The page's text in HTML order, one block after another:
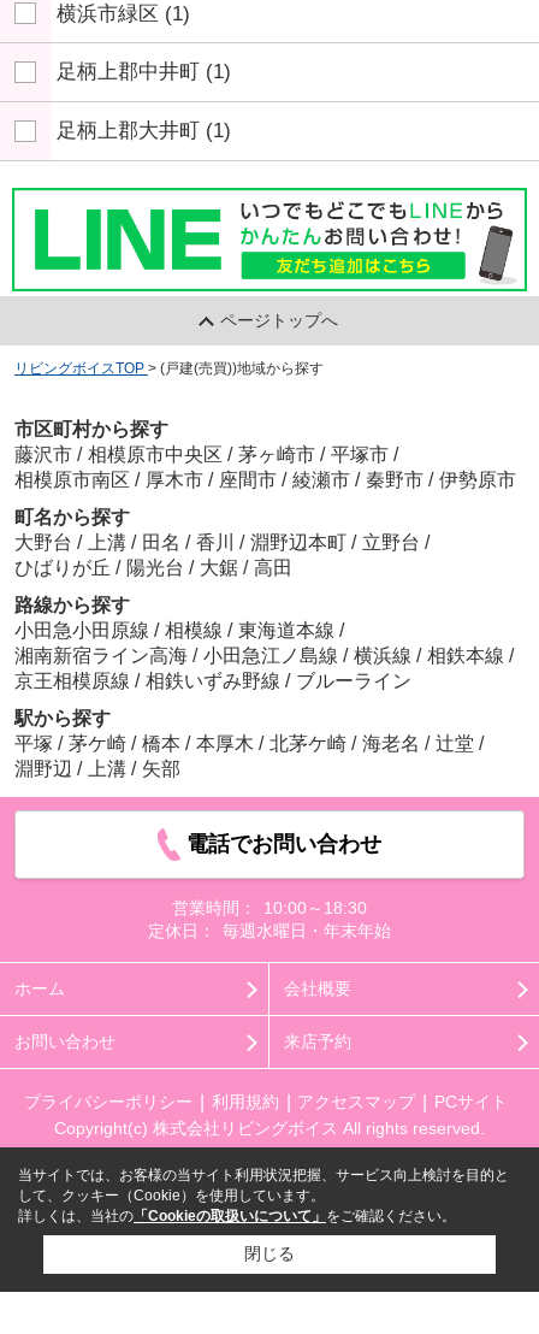
横浜市緑区 (1)
足柄上郡中井町 (1)
足柄上郡大井町 (1)
ページトップへ
リビングボイスTOP > (戸建(売買))地域から探す
市区町村から探す
藤沢市 / 相模原市中央区 / 茅ヶ崎市 / 平塚市 /
相模原市南区 / 厚木市 / 座間市 / 綾瀬市 / 秦野市 / 伊勢原市
町名から探す
大野台 / 上溝 / 田名 / 香川 / 淵野辺本町 / 立野台 /
ひばりが丘 / 陽光台 / 大鋸 / 高田
路線から探す
小田急小田原線 / 相模線 / 東海道本線 /
湘南新宿ライン高海 / 小田急江ノ島線 / 横浜線 / 相鉄本線 /
京王相模原線 / 相鉄いずみ野線 / ブルーライン
駅から探す
平塚 / 茅ケ崎 / 橋本 / 本厚木 / 北茅ケ崎 / 海老名 / 辻堂 /
淵野辺 / 上溝 / 矢部
電話でお問い合わせ
営業時間：
10:00～18:30
定休日：
毎週水曜日・年末年始
ホーム 会社概要
お問い合わせ 来店予約
プライバシーポリシー 利用規約 アクセスマップ
PCサイト
Copyright(c) 株式会社リビングボイス All rights reserved.
当サイトでは、お客様の当サイト利用状況把握、サービス向上検討を目的と
して、クッキー（Cookie）を使用しています。
詳しくは、当社の 「Cookieの取扱いについて」 をご確認ください。
閉じる